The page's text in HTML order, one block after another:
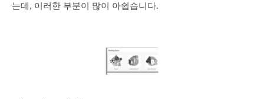
는데, 이러한 부분이 많이 아쉽습니다.